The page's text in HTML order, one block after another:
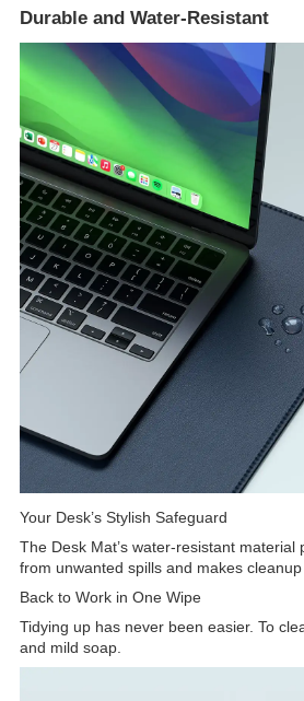
Durable and Water-Resistant
Your Desk’s Stylish Safeguard
The Desk Mat’s water-resistant material
from unwanted spills and makes cleanup
Back to Work in One Wipe
Tidying up has never been easier. To
and mild soap.